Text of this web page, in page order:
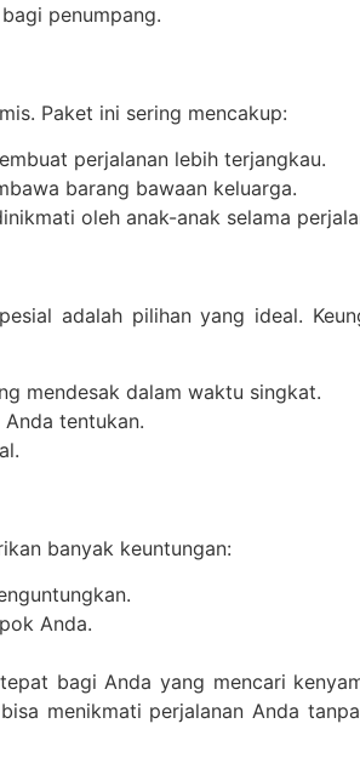
penumpang.
Paket ini sering mencakup:
perjalanan lebih terjangkau.
barang bawaan keluarga.
oleh anak-anak selama
adalah pilihan yang ideal.
mendesak dalam waktu singkat.
tentukan.
banyak keuntungan:
Anda.
bagi Anda yang mencari
menikmati perjalanan Anda